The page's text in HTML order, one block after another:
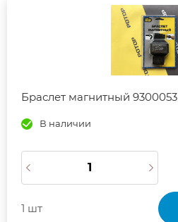
Браслет магнитный 9300053
В наличии
1 шт